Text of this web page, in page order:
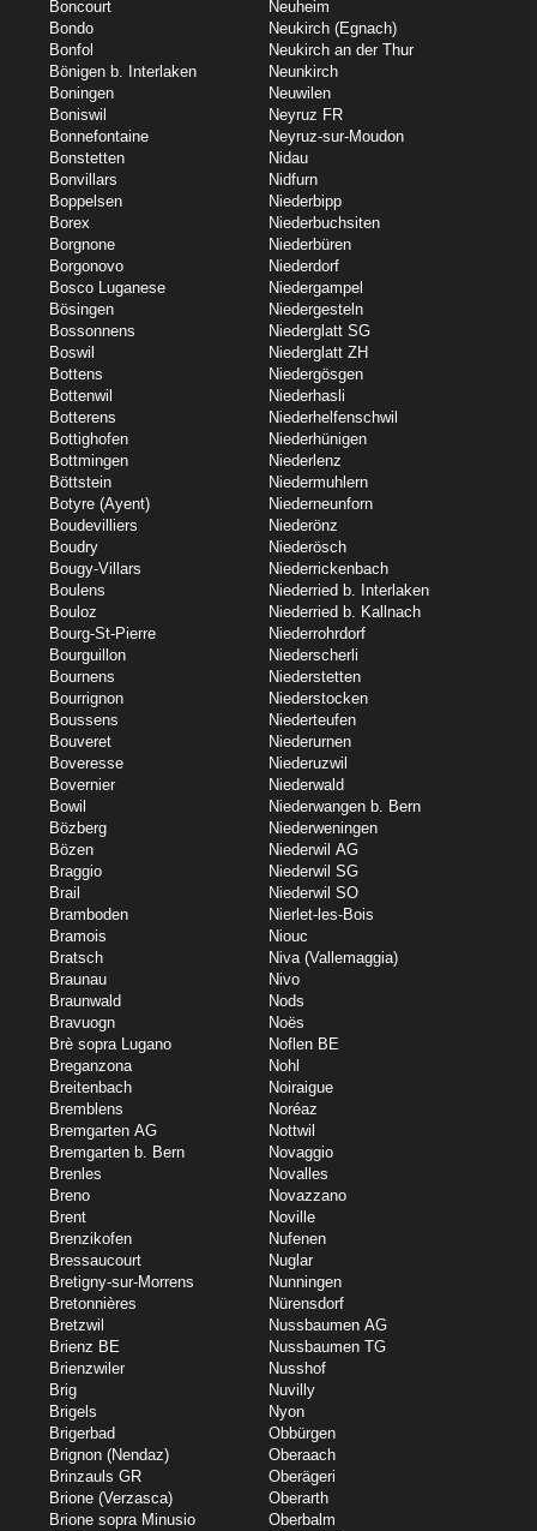
Boncourt
Bondo
Bonfol
Bönigen b. Interlaken
Boningen
Boniswil
Bonnefontaine
Bonstetten
Bonvillars
Boppelsen
Borex
Borgnone
Borgonovo
Bosco Luganese
Bösingen
Bossonnens
Boswil
Bottens
Bottenwil
Botterens
Bottighofen
Bottmingen
Böttstein
Botyre (Ayent)
Boudevilliers
Boudry
Bougy-Villars
Boulens
Bouloz
Bourg-St-Pierre
Bourguillon
Bournens
Bourrignon
Boussens
Bouveret
Boveresse
Bovernier
Bowil
Bözberg
Bözen
Braggio
Brail
Bramboden
Bramois
Bratsch
Braunau
Braunwald
Bravuogn
Brè sopra Lugano
Breganzona
Breitenbach
Bremblens
Bremgarten AG
Bremgarten b. Bern
Brenles
Breno
Brent
Brenzikofen
Bressaucourt
Bretigny-sur-Morrens
Bretonnières
Bretzwil
Brienz BE
Brienzwiler
Brig
Brigels
Brigerbad
Brignon (Nendaz)
Brinzauls GR
Brione (Verzasca)
Brione sopra Minusio
Neuheim
Neukirch (Egnach)
Neukirch an der Thur
Neunkirch
Neuwilen
Neyruz FR
Neyruz-sur-Moudon
Nidau
Nidfurn
Niederbipp
Niederbuchsiten
Niederbüren
Niederdorf
Niedergampel
Niedergesteln
Niederglatt SG
Niederglatt ZH
Niedergösgen
Niederhasli
Niederhelfenschwil
Niederhünigen
Niederlenz
Niedermuhlern
Niederneunforn
Niederönz
Niederösch
Niederrickenbach
Niederried b. Interlaken
Niederried b. Kallnach
Niederrohrdorf
Niederscherli
Niederstetten
Niederstocken
Niederteufen
Niederurnen
Niederuzwil
Niederwald
Niederwangen b. Bern
Niederweningen
Niederwil AG
Niederwil SG
Niederwil SO
Nierlet-les-Bois
Niouc
Niva (Vallemaggia)
Nivo
Nods
Noës
Noflen BE
Nohl
Noiraigue
Noréaz
Nottwil
Novaggio
Novalles
Novazzano
Noville
Nufenen
Nuglar
Nunningen
Nürensdorf
Nussbaumen AG
Nussbaumen TG
Nusshof
Nuvilly
Nyon
Obbürgen
Oberaach
Oberägeri
Oberarth
Oberbalm